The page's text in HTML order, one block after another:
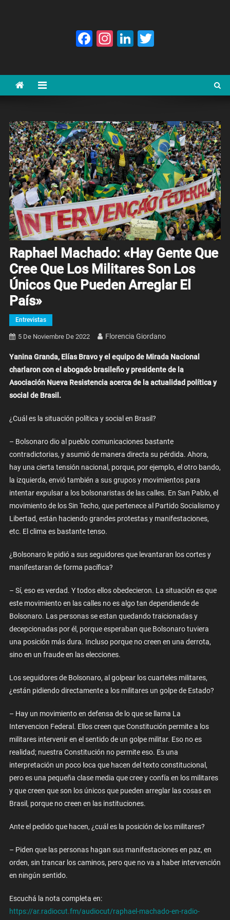
Facebook
Instagram
LinkedIn
Raphael Machado: «Hay Gente Que
Cree Que Los Militares Son Los
Únicos Que Pueden Arreglar El
País»
Entrevistas
5 De Noviembre De 2022 Florencia Giordano
Yanina Granda, Elías Bravo y el equipo de Mirada Nacional
charlaron con el abogado brasileño y presidente de la
Asociación Nueva Resistencia acerca de la actualidad política y
social de Brasil.
¿Cuál es la situación política y social en Brasil?
– Bolsonaro dio al pueblo comunicaciones bastante
contradictorias, y asumió de manera directa su pérdida. Ahora,
hay una cierta tensión nacional, porque, por ejemplo, el otro bando,
la izquierda, envió también a sus grupos y movimientos para
intentar expulsar a los bolsonaristas de las calles. En San Pablo, el
movimiento de los Sin Techo, que pertenece al Partido Socialismo y
Libertad, están haciendo grandes protestas y manifestaciones,
etc. El clima es bastante tenso.
¿Bolsonaro le pidió a sus seguidores que levantaran los cortes y
manifestaran de forma pacífica?
– Sí, eso es verdad. Y todos ellos obedecieron. La situación es que
este movimiento en las calles no es algo tan dependiende de
Bolsonaro. Las personas se estan quedando traicionadas y
decepcionadas por él, porque esperaban que Bolsonaro tuviera
una posición más dura. Incluso porque no creen en una derrota,
sino en un fraude en las elecciones.
Los seguidores de Bolsonaro, al golpear los cuarteles militares,
¿están pidiendo directamente a los militares un golpe de Estado?
– Hay un movimiento en defensa de lo que se llama La
Intervencion Federal. Ellos creen que Constitución permite a los
militares intervenir en el sentido de un golpe militar. Eso no es
realidad; nuestra Constitución no permite eso. Es una
interpretación un poco loca que hacen del texto constitucional,
pero es una pequeña clase media que cree y confía en los militares
y que creen que son los únicos que pueden arreglar las cosas en
Brasil, porque no creen en las instituciones.
Ante el pedido que hacen, ¿cuál es la posición de los militares?
– Piden que las personas hagan sus manifestaciones en paz, en
orden, sin trancar los caminos, pero que no va a haber intervención
en ningún sentido.
Escuchá la nota completa en:
https://ar.radiocut.fm/audiocut/raphael-machado-en-radio-